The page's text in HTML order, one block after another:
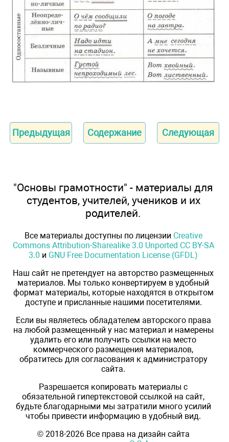
Предыдущая Содержание Следующая
"Основы грамотности" - материалы для
студентов, учителей, учеников и их
родителей.
Все материалы доступны по лицензии Creative
Commons Attribution-Sharealike 3.0 Unported CC BY-SA
3.0 и GNU Free Documentation License (GFDL)
Наш сайт не претендует на авторство размещенных
материалов. Мы только конвертируем в удобный
формат материалы, которые находятся в открытом
доступе и присланные нашими посетителями.
Если вы являетесь обладателем авторского права
на любой размещенный у нас материал и намерены
удалить его или получить ссылки на место
коммерческого размещения материалов,
обратитесь для согласования к администратору
сайта.
Разрешается копировать материалы с
обязательной гипертекстовой ссылкой на сайт,
будьте благодарными мы затратили много усилий
чтобы привести информацию в удобный вид.
© 2018-2026 Все права на дизайн сайта